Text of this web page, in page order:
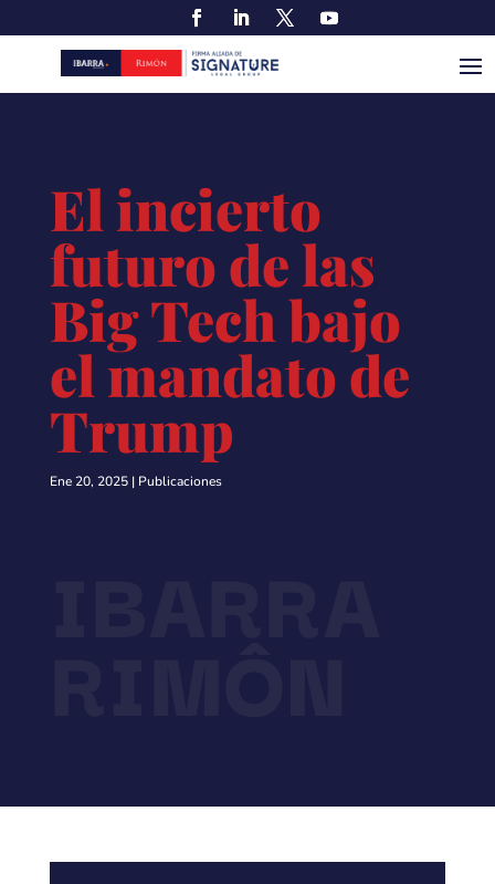
El incierto
futuro de las
Big Tech bajo
el mandato de
Trump
Ene 20, 2025| Publicaciones